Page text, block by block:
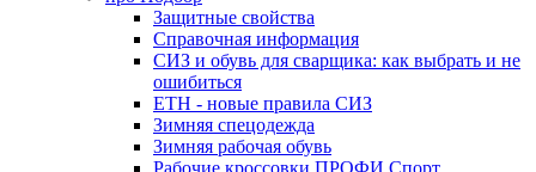
Защитные свойства
Справочная информация
СИЗ и обувь для сварщика: как выбрать и не
ошибиться
ЕТН - новые правила СИЗ
Зимняя спецодежда
Зимняя рабочая обувь
Рабочие кроссовки ПРОФИ Спорт